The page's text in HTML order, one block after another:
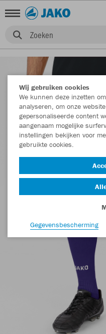
Zoeken
Wij gebruiken cookies
We kunnen deze inzetten
analyseren, om onze
gepersonaliseerde content
aangenaam mogelijke
instellingen bekijken voor
gebruikte cookies.
Gegevensbescherming